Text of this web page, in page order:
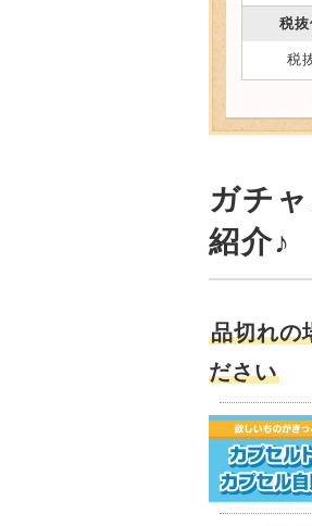
税
税
ガチ
紹介♪
品切れの
ださい